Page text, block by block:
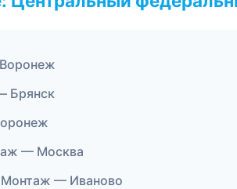
Брянск
— Москва
— Иваново